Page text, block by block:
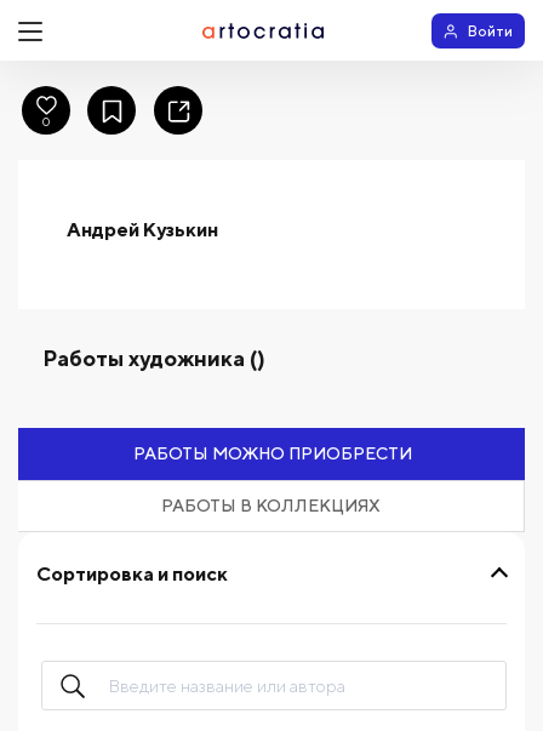
Войти
Андрей Кузькин
Работы художника ()
РАБОТЫ МОЖНО ПРИОБРЕСТИ
РАБОТЫ В КОЛЛЕКЦИЯХ
Сортировка и поиск
0